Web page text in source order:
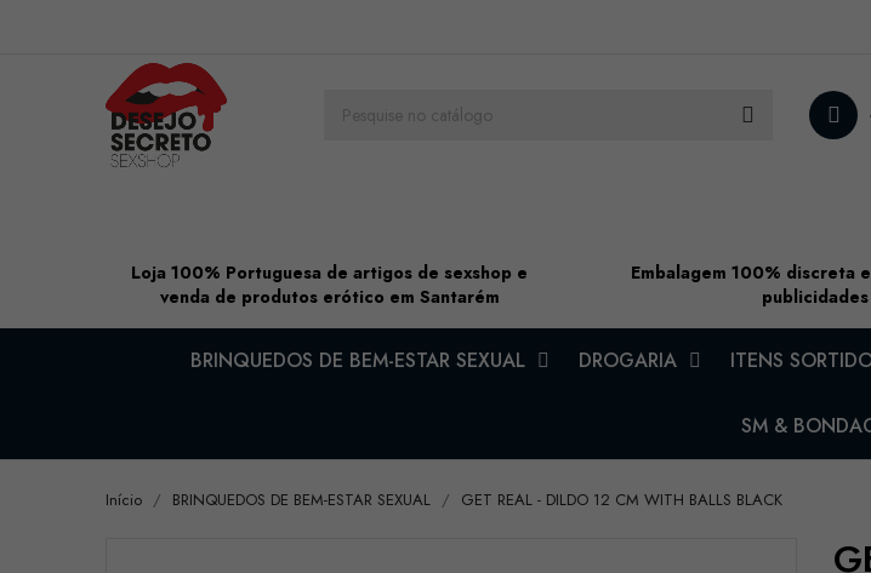
Loja 100% Portuguesa de artigos de sexshop e
venda de produtos erótico em Santarém
Embalagem 100% discreta
publicidades
BRINQUEDOS DE BEM-ESTAR SEXUAL DROGARIA ITENS
SM &
Início BRINQUEDOS DE BEM-ESTAR SEXUAL GET REAL - DILDO 12 CM WITH BALLS BLACK